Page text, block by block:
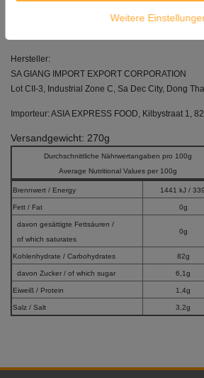
Hersteller:
SA GIANG IMPORT EXPORT CORPORATION
Lot CII-3, Industrial Zone C, Sa Dec City, Dong
Importeur: ASIA EXPRESS FOOD, Kilbystraat 1,
Versandgewicht: 270g
Durchschnittliche Nährwertangaben pro 100g
Average Nutritional Values per 100g
Brennwert / Energy 1441 kJ /
Fett / Fat 0g
davon gesättigte Fettsäuren /
of which saturates
0g
Kohlenhydrate / Carbohydrates 82g
davon Zucker / of which sugar 6,1g
Eiweiß / Protein 1,4g
Salz / Salt 3,2g
Weitere